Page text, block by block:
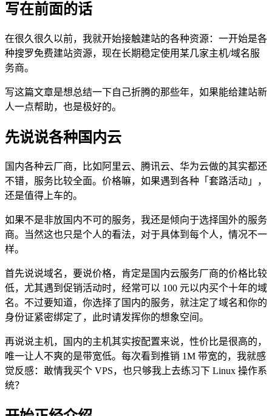
写在前面的话
在很久很久以前，我就开始接触建站的各种资源：一开始是各
种搜罗免费建站资源，现在长期稳定使用某几家主机/域名服
务商。
写这篇文章是想总结一下自己折腾的那些年，如果能给建站新
人一点帮助，也是极好的。
先说说各种国内云
国内各种云厂商，比如阿里云、腾讯云、华为云做的其实都还
不错，服务比较全面。价格嘛，如果遇到各种「套路活动」，
还是值得上车的。
如果不是非放国内不可的服务，我还是倾向于选择国外的服务
商。当然这也只是个人的看法，对于具体到每个人，情况不一
样。
首先说说域名，要说价格，肯定是国内云服务厂商的价格比较
低，尤其遇到促销活动时，经常可以 100 元以内买个十年的域
名。不过要知道，你选择了国内的服务，就注定了域名和你的
身份证紧密绑定了，此时请发挥你的想象空间。
再说说主机，国内的主机其实按配置来说，性价比是很高的，
唯一让人不爽的是带宽低。每次看到推销 1M 带宽的，我就感
觉反感：敢情我买个 VPS，也只够我上去练习下 Linux 操作系
统？